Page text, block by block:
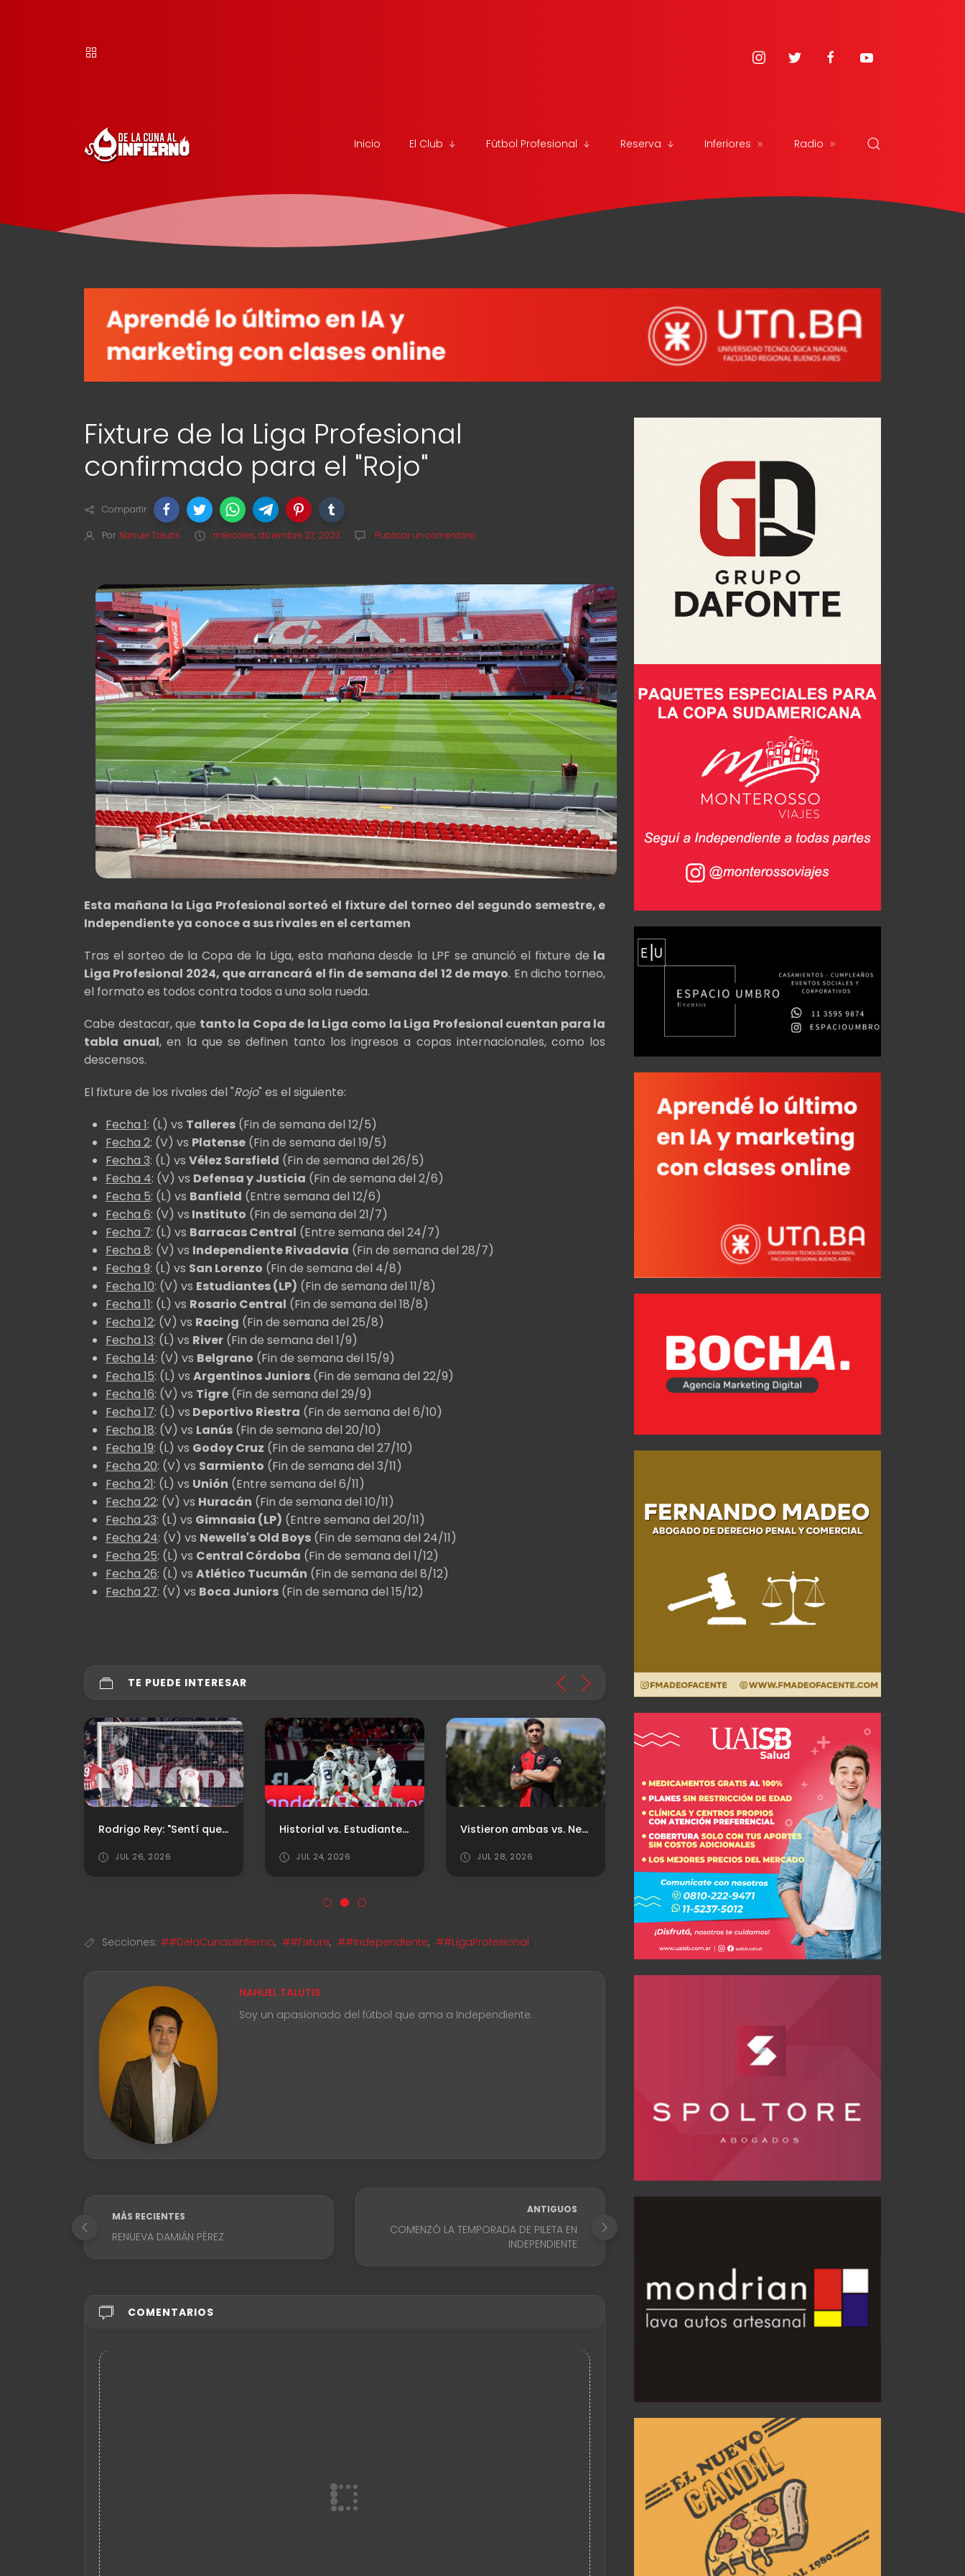
Inicio El Club Fútbol Profesional Reserva Inferiores Radio
Fixture de la Liga Profesional
confirmado para el "Rojo"
Compartir
Por Nahuel Talutis miércoles, diciembre 27, 2023 Publicar un comentario
Esta mañana la Liga Profesional sorteó el fixture del torneo del segundo semestre, e
Independiente ya conoce a sus rivales en el certamen
Tras el sorteo de la Copa de la Liga, esta mañana desde la LPF se anunció el fixture de la
Liga Profesional 2024, que arrancará el fin de semana del 12 de mayo. En dicho torneo,
el formato es todos contra todos a una sola rueda.
Cabe destacar, que tanto la Copa de la Liga como la Liga Profesional cuentan para la
tabla anual, en la que se definen tanto los ingresos a copas internacionales, como los
descensos.
El fixture de los rivales del "Rojo" es el siguiente:
Fecha 1: (L) vs Talleres (Fin de semana del 12/5)
Fecha 2: (V) vs Platense (Fin de semana del 19/5)
Fecha 3: (L) vs Vélez Sarsfield (Fin de semana del 26/5)
Fecha 4: (V) vs Defensa y Justicia (Fin de semana del 2/6)
Fecha 5: (L) vs Banfield (Entre semana del 12/6)
Fecha 6: (V) vs Instituto (Fin de semana del 21/7)
Fecha 7: (L) vs Barracas Central (Entre semana del 24/7)
Fecha 8: (V) vs Independiente Rivadavia (Fin de semana del 28/7)
Fecha 9: (L) vs San Lorenzo (Fin de semana del 4/8)
Fecha 10: (V) vs Estudiantes (LP) (Fin de semana del 11/8)
Fecha 11: (L) vs Rosario Central (Fin de semana del 18/8)
Fecha 12: (V) vs Racing (Fin de semana del 25/8)
Fecha 13: (L) vs River (Fin de semana del 1/9)
Fecha 14: (V) vs Belgrano (Fin de semana del 15/9)
Fecha 15: (L) vs Argentinos Juniors (Fin de semana del 22/9)
Fecha 16: (V) vs Tigre (Fin de semana del 29/9)
Fecha 17: (L) vs Deportivo Riestra (Fin de semana del 6/10)
Fecha 18: (V) vs Lanús (Fin de semana del 20/10)
Fecha 19: (L) vs Godoy Cruz (Fin de semana del 27/10)
Fecha 20: (V) vs Sarmiento (Fin de semana del 3/11)
Fecha 21: (L) vs Unión (Entre semana del 6/11)
Fecha 22: (V) vs Huracán (Fin de semana del 10/11)
Fecha 23: (L) vs Gimnasia (LP) (Entre semana del 20/11)
Fecha 24: (V) vs Newells's Old Boys (Fin de semana del 24/11)
Fecha 25: (L) vs Central Córdoba (Fin de semana del 1/12)
Fecha 26: (L) vs Atlético Tucumán (Fin de semana del 8/12)
Fecha 27: (V) vs Boca Juniors (Fin de semana del 15/12)
TE PUEDE INTERESAR
Rodrigo Rey: "Sentí que el penal podía ir ahí"
JUL 26, 2026
Historial vs. Estudiantes de La Plata
JUL 24, 2026
Vistieron ambas vs. Newell's
JUL 28, 2026
Último antecedente ante Newell's
JUL 29, 2026
Secciones: ##DelaCunaalInfierno, ##Fixture, ##Independiente, ##LigaProfesional
NAHUEL TALUTIS
Soy un apasionado del fútbol que ama a Independiente.
MÁS RECIENTES
RENUEVA DAMIÁN PÉREZ
ANTIGUOS
COMENZÓ LA TEMPORADA DE PILETA EN
INDEPENDIENTE
COMENTARIOS